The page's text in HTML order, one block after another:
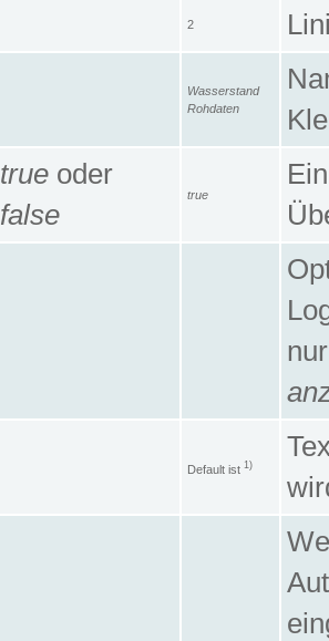
2
Wasserstand
Rohdaten
true oder
false
true
Default ist 1)